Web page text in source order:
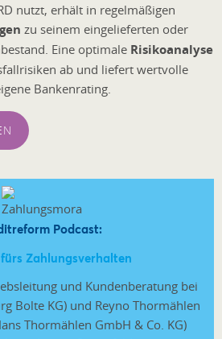
nutzt, erhält in regelmäßigen
zu seinem eingelieferten oder
Eine optimale Risikoanalyse
ab und liefert wertvolle
Bankenrating.
Podcast:
Zahlungsverhalten
und Kundenberatung bei
Bolte KG) und Reyno Thormählen
Thormählen GmbH & Co. KG)